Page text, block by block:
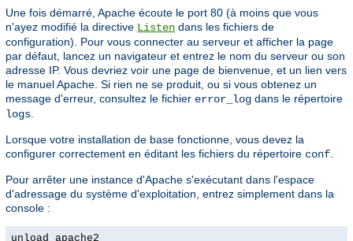
Une fois démarré, Apache écoute le port 80 (à moins que vous
n'ayez modifié la directive Listen dans les fichiers de
configuration). Pour vous connecter au serveur et afficher la page
par défaut, lancez un navigateur et entrez le nom du serveur ou son
adresse IP. Vous devriez voir une page de bienvenue, et un lien vers
le manuel Apache. Si rien ne se produit, ou si vous obtenez un
message d'erreur, consultez le fichier error_log dans le répertoire
logs
Lorsque votre installation de base fonctionne, vous devez la
configurer correctement en éditant les fichiers du répertoire conf
Pour arrêter une instance d'Apache s'exécutant dans l'espace
d'adressage du système d'exploitation, entrez simplement dans la
console :
unload apache2